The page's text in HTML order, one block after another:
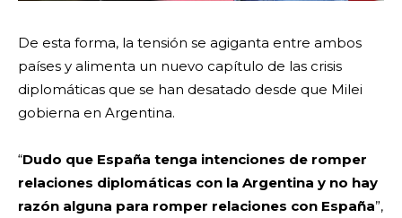
De esta forma, la tensión se agiganta entre ambos
países y alimenta un nuevo capítulo de las crisis
diplomáticas que se han desatado desde que Milei
gobierna en Argentina.
“Dudo que España tenga intenciones de romper
relaciones diplomáticas con la Argentina y no hay
razón alguna para romper relaciones con España”,